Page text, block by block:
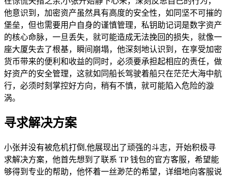
他意识到，加密资产虽然具有高度的安全性，如同坚不可摧的
堡垒，但也需要用户自身的谨慎管理，私钥助记词是数字资产
的核心命脉，一旦丢失，就可能造成无法挽回的损失，就像一
座大厦失去了根基，瞬间崩塌，他深刻地认识到，在享受加密
货币带来的便利和收益的同时，必须要承担起相应的责任，做
好资产的安全管理，这就如同船长驾驶着船只在茫茫大海中航
行，必须时刻掌控好方向，稍有不慎，就可能陷入危险的漩
涡。
寻求解决方案
小张并没有被危机打倒,他展现出了顽强的斗志，开始积极寻
求解决方案，他首先想到了联系 TP 钱包的官方客服，希望能
够得到专业的帮助，他怀着一丝渺茫的希望，详细地向客服说